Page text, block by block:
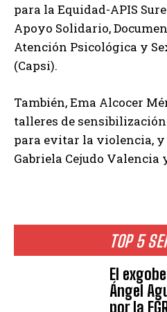
TOP 5
El
Ángel
por la
para la Equidad-APIS
Apoyo Solidario,
Atención Psicológica y
(Capsi).
También, Ema Alcocer
talleres de
para evitar la violencia,
Gabriela Cejudo Valencia